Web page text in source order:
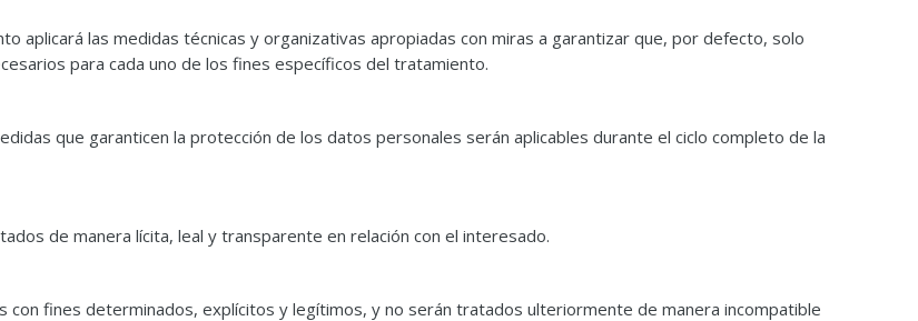
aplicará las medidas técnicas y organizativas apropiadas con miras a garantizar que, por defecto, solo
para cada uno de los fines específicos del tratamiento.
que garanticen la protección de los datos personales serán aplicables durante el ciclo completo de la
de manera lícita, leal y transparente en relación con el interesado.
con fines determinados, explícitos y legítimos, y no serán tratados ulteriormente de manera incompatible